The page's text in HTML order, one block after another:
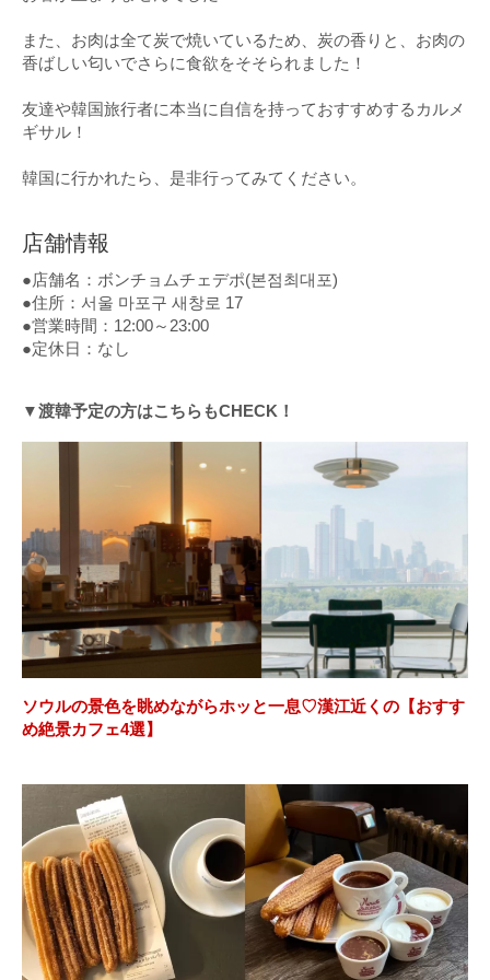
また、お肉は全て炭で焼いているため、炭の香りと、お肉の
香ばしい匂いでさらに食欲をそそられました！
友達や韓国旅行者に本当に自信を持っておすすめするカルメ
ギサル！
韓国に行かれたら、是非行ってみてください。
店舗情報
●店舗名：ボンチョムチェデポ(본점최대포)
●住所：서울 마포구 새창로 17
●営業時間：12:00～23:00
●定休日：なし
▼渡韓予定の方はこちらもCHECK！
ソウルの景色を眺めながらホッと一息♡漢江近くの【おすす
め絶景カフェ4選】